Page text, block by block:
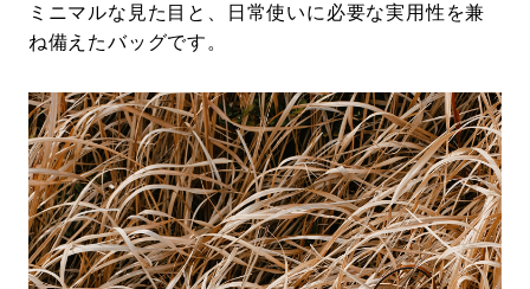
ミニマルな見た目と、日常使いに必要な実用性を兼
ね備えたバッグです。